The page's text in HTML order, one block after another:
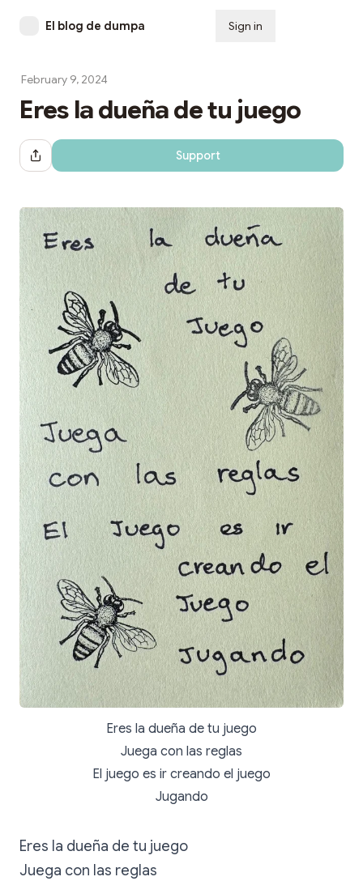
El blog de dumpa Sign in
February 9, 2024
Eres la dueña de tu juego
Share Dialog Support
Eres la dueña de tu juego
Juega con las reglas
El juego es ir creando el juego
Jugando
Eres la dueña de tu juego
Juega con las reglas